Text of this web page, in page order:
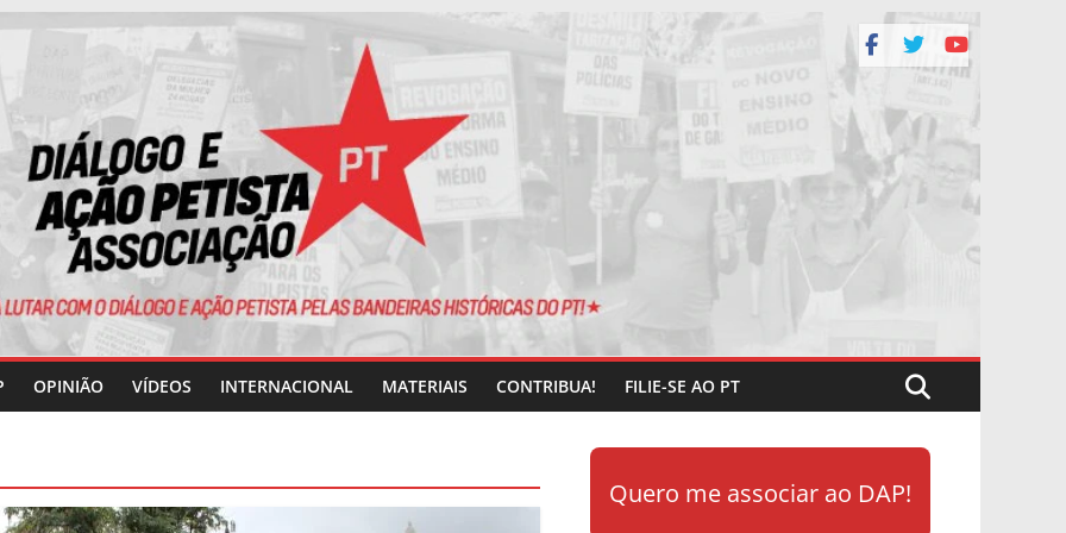
OPINIÃO VÍDEOS INTERNACIONAL MATERIAIS CONTRIBUA! FILIE-SE AO PT
Quero me associar ao DAP!